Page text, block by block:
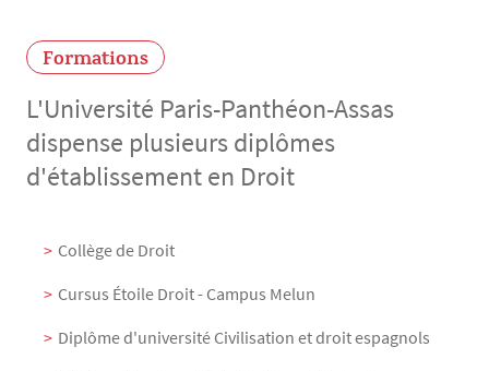
Formations
L'Université Paris-Panthéon-Assas
dispense plusieurs diplômes
d'établissement en Droit
Collège de Droit
Cursus Étoile Droit - Campus Melun
Diplôme d'université Civilisation et droit espagnols